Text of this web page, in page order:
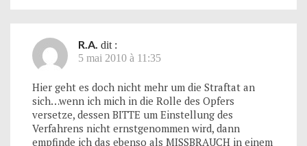
R.A. dit :
5 mai 2010 à 11:35
Hier geht es doch nicht mehr um die Straftat an
sich…wenn ich mich in die Rolle des Opfers
versetze, dessen BITTE um Einstellung des
Verfahrens nicht ernstgenommen wird, dann
empfinde ich das ebenso als MISSBRAUCH in einem